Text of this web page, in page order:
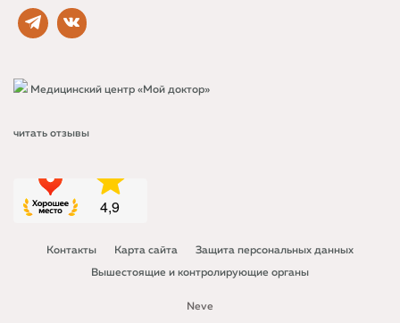
Медицинский центр «Мой доктор»
читать отзывы
Контакты Карта сайта Защита персональных данных
Вышестоящие и контролирующие органы
Neve